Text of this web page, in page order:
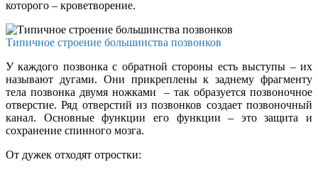
которого – кроветворение.
Типичное строение большинства позвонков
У каждого позвонка с обратной стороны есть выступы – их
называют дугами. Они прикреплены к заднему фрагменту
тела позвонка двумя ножками – так образуется позвоночное
отверстие. Ряд отверстий из позвонков создает позвоночный
канал. Основные функции его функции – это защита и
сохранение спинного мозга.
От дужек отходят отростки: